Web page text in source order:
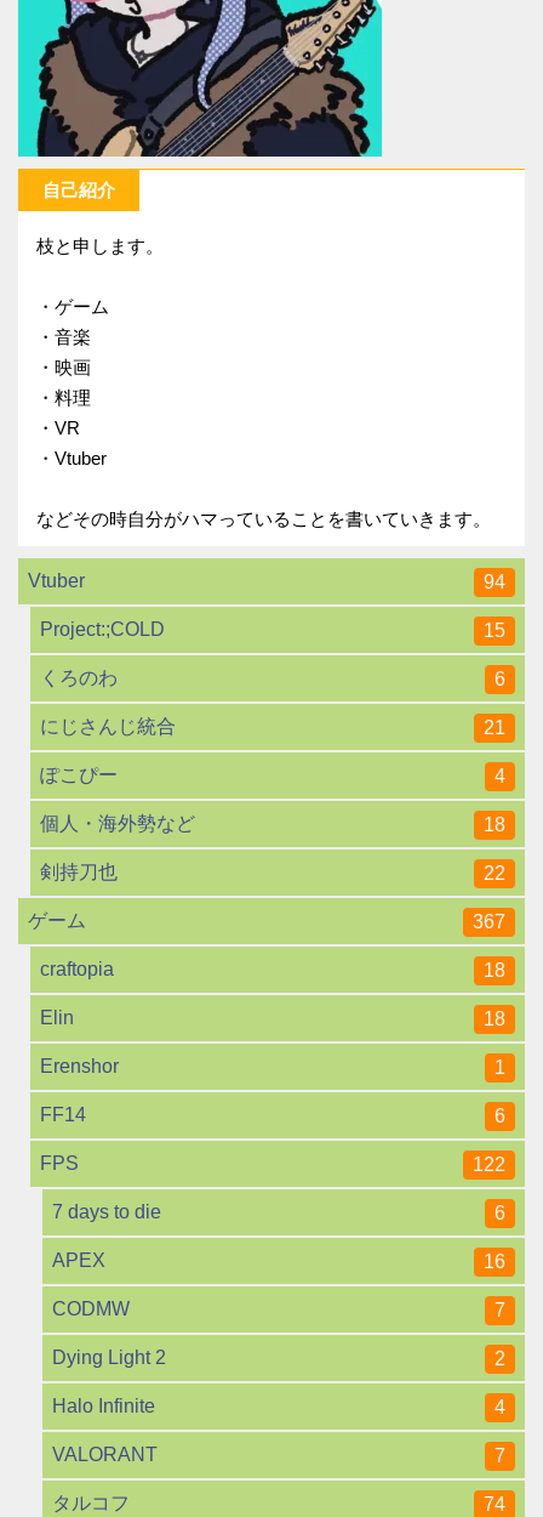
自己紹介
枝と申します。
・ゲーム
・音楽
・映画
・料理
・VR
・Vtuber
などその時自分がハマっていることを書いていきます。
Vtuber 94
Project:;COLD 15
くろのわ 6
にじさんじ統合 21
ぽこぴー 4
個人・海外勢など 18
剣持刀也 22
ゲーム 367
craftopia 18
Elin 18
Erenshor 1
FF14 6
FPS 122
7 days to die 6
APEX 16
CODMW 7
Dying Light 2 2
Halo Infinite 4
VALORANT 7
タルコフ 74